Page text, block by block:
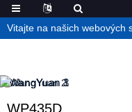
Vitajte na našich webových
WP435D